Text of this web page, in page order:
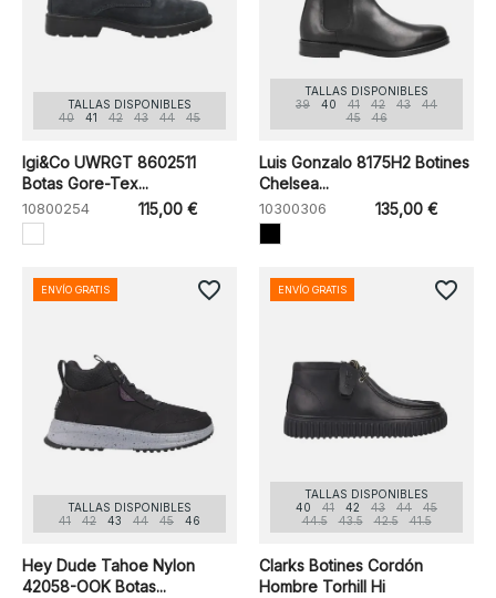
TALLAS DISPONIBLES
40
41 42 43 44 45
Igi&Co UWRGT 8602511
Botas Gore-Tex...
10800254 115,00 €
TALLAS DISPONIBLES
39
40 41 42 43
44
45
46
Luis Gonzalo 8175H2 Botines
Chelsea...
10300306 135,00 €
TALLAS DISPONIBLES
41
42 43 44 45 46
Hey Dude Tahoe Nylon
42058-OOK Botas...
ENVÍO GRATIS favorite_border
TALLAS DISPONIBLES
40
41 42 43 44
45
44.5
43.5 42.5 41.5
Clarks Botines Cordón
Hombre Torhill Hi
ENVÍO GRATIS favorite_border